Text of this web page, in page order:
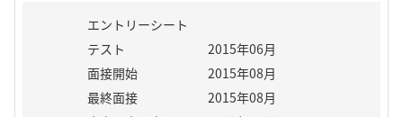
エントリーシート
テスト
2015年06月
面接開始
2015年08月
最終面接
2015年08月